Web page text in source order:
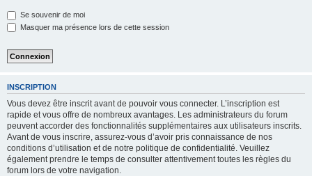
Se souvenir de moi
Masquer ma présence lors de cette session
INSCRIPTION
Vous devez être inscrit avant de pouvoir vous connecter. L’inscription est
rapide et vous offre de nombreux avantages. Les administrateurs du forum
peuvent accorder des fonctionnalités supplémentaires aux utilisateurs inscrits.
Avant de vous inscrire, assurez-vous d’avoir pris connaissance de nos
conditions d’utilisation et de notre politique de confidentialité. Veuillez
également prendre le temps de consulter attentivement toutes les règles du
forum lors de votre navigation.